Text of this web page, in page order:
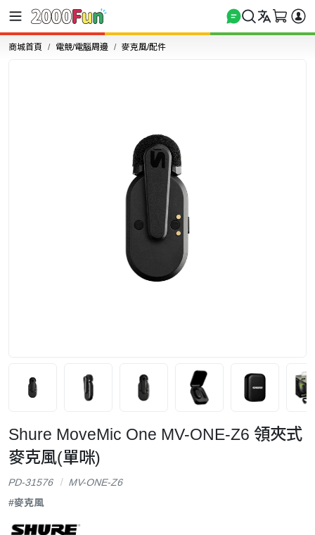
商城首頁 電競/電腦周邊 麥克風/配件
Shure MoveMic One MV-ONE-Z6 領夾式
麥克風(單咪)
PD-31576
MV-ONE-Z6
#麥克風